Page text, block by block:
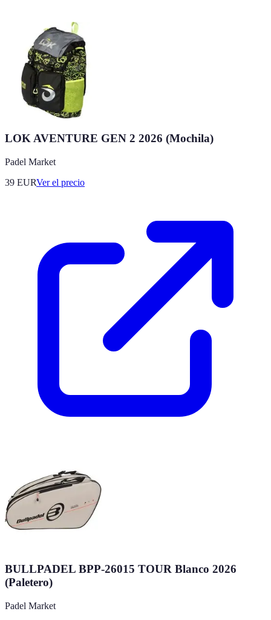
LOK AVENTURE GEN 2 2026 (Mochila)
Padel Market
39 EURVer el precio
BULLPADEL BPP-26015 TOUR Blanco 2026
(Paletero)
Padel Market